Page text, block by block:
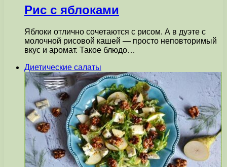
Рис с яблоками
Яблоки отлично сочетаются с рисом. А в дуэте с
молочной рисовой кашей — просто неповторимый
вкус и аромат. Такое блюдо…
Диетические салаты